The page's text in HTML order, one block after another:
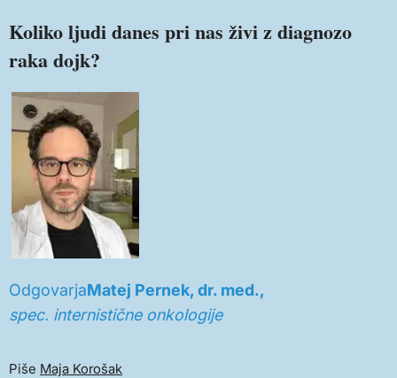
Koliko ljudi danes pri nas živi z diagnozo
raka dojk?
OdgovarjaMatej Pernek, dr. med.,
spec. internistične onkologije
Piše Maja Korošak